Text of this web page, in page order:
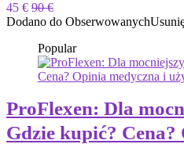
45 € 90 €
Dodano do Obserwowanych
Popular
ProFlexen: Dla
Gdzie kupić?